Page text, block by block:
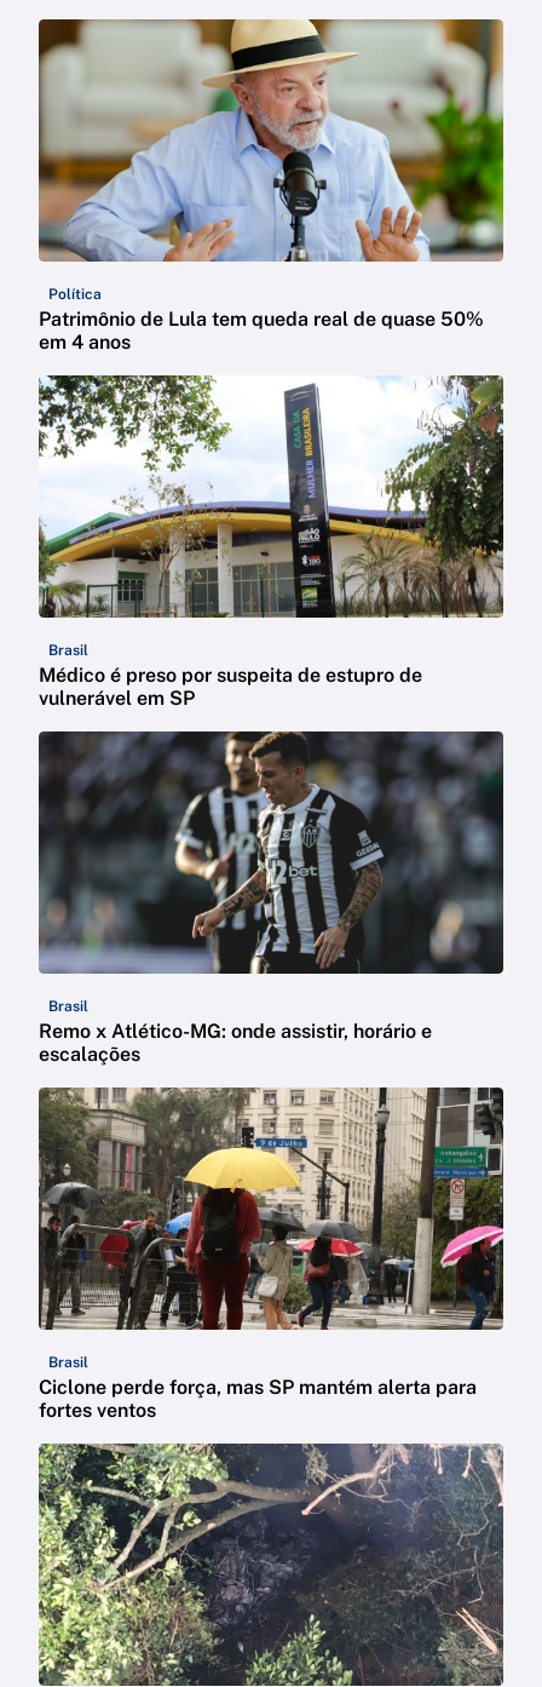
Política
Patrimônio de Lula tem queda real de quase 50%
em 4 anos
Brasil
Médico é preso por suspeita de estupro de
vulnerável em SP
Brasil
Remo x Atlético-MG: onde assistir, horário e
escalações
Brasil
Ciclone perde força, mas SP mantém alerta para
fortes ventos